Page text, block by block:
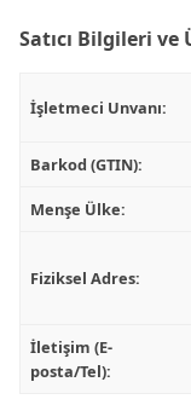
Satıcı Bilgileri
İşletmeci Unvanı:
Barkod (GTIN):
Menşe Ülke:
Fiziksel Adres:
İletişim (E-
posta/Tel):